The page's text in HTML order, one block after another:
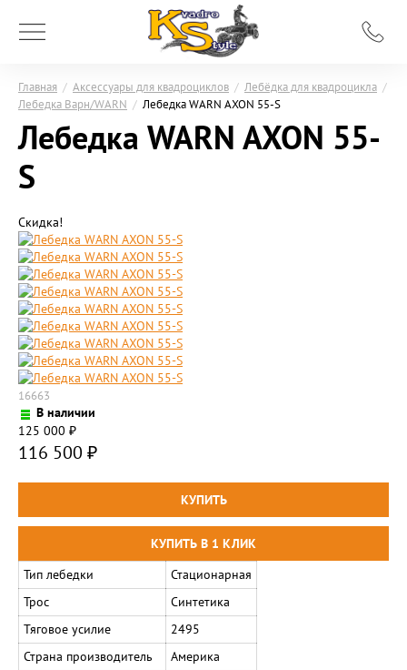
Главная / Аксессуары для квадроциклов / Лебёдка для квадроцикла /
Лебедка Варн/WARN / Лебедка WARN AXON 55-S
Лебедка WARN AXON 55-
S
Скидка!
16663
В наличии
125 000 ₽
116 500 ₽
Тип лебедки
Стационарная
Трос
Синтетика
Тяговое усилие
2495
Страна производитель
Америка